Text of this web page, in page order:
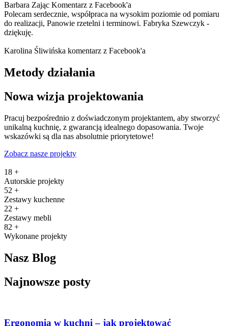
Barbara Zając Komentarz z Facebook'a
Polecam serdecznie, współpraca na wysokim poziomie od pomiaru
do realizacji, Panowie rzetelni i terminowi. Fabryka Szewczyk -
dziękuję.
Karolina Śliwińska komentarz z Facebook'a
Metody działania
Nowa wizja projektowania
Pracuj bezpośrednio z doświadczonym projektantem, aby stworzyć
unikalną kuchnię, z gwarancją idealnego dopasowania. Twoje
wskazówki są dla nas absolutnie priorytetowe!
Zobacz nasze projekty
18 +
Autorskie projekty
52 +
Zestawy kuchenne
22 +
Zestawy mebli
82 +
Wykonane projekty
Nasz Blog
Najnowsze posty
Ergonomia w kuchni – jak projektować